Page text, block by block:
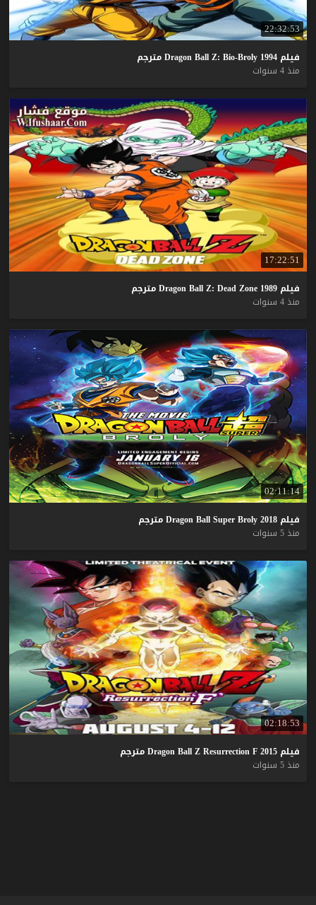
22:32:53
فيلم Dragon Ball Z: Bio-Broly 1994
مترجم
منذ 4 سنوات
17:22:51
فيلم Dragon Ball Z: Dead Zone 1989
مترجم
منذ 4 سنوات
02:11:14
فيلم Dragon Ball Super Broly 2018
مترجم
منذ 5 سنوات
02:18:53
فيلم Dragon Ball Z Resurrection F 2015
مترجم
منذ 5 سنوات